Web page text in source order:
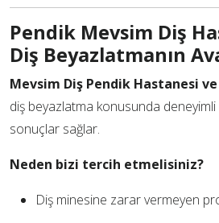
Pendik Mevsim Diş
Diş Beyazlatmanın
Mevsim Diş Pendik Hastanesi
diş beyazlatma konusunda
sonuçlar sağlar.
Neden bizi tercih etmelisiniz?
Diş minesine zarar vermeyen